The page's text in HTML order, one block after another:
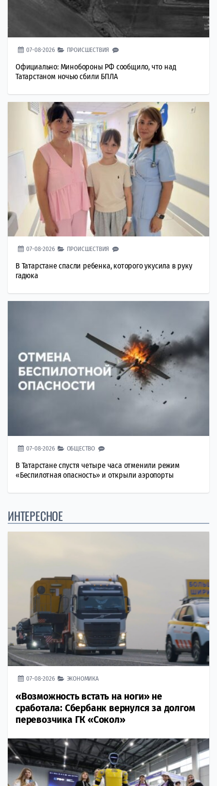
07-08-2026 ПРОИСШЕСТВИЯ
Официально: Минобороны РФ сообщило, что над
Татарстаном ночью сбили БПЛА
07-08-2026 ПРОИСШЕСТВИЯ
В Татарстане спасли ребенка, которого укусила в руку
гадюка
07-08-2026 ОБЩЕСТВО
В Татарстане спустя четыре часа отменили режим
«Беспилотная опасность» и открыли аэропорты
ИНТЕРЕСНОЕ
07-08-2026 ЭКОНОМИКА
«Возможность встать на ноги» не
сработала: Сбербанк вернулся за долгом
перевозчика ГК «Сокол»